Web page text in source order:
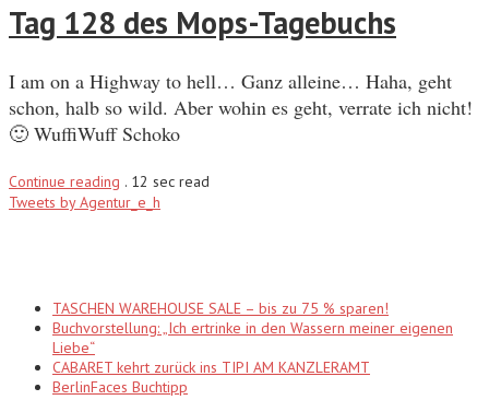
Tag 128 des Mops-Tagebuchs
I am on a Highway to hell… Ganz alleine… Haha, geht
schon, halb so wild. Aber wohin es geht, verrate ich nicht!
🙂 WuffiWuff Schoko
Continue reading . 12 sec read
Tweets by Agentur_e_h
TASCHEN WAREHOUSE SALE – bis zu 75 % sparen!
Buchvorstellung: „Ich ertrinke in den Wassern meiner eigenen
Liebe“
CABARET kehrt zurück ins TIPI AM KANZLERAMT
BerlinFaces Buchtipp